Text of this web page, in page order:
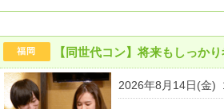
福岡 【同世代コン】将来もしっか
2026年8月14日(金)